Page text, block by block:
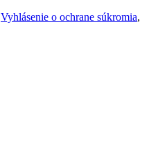
Vyhlásenie o ochrane súkromia,